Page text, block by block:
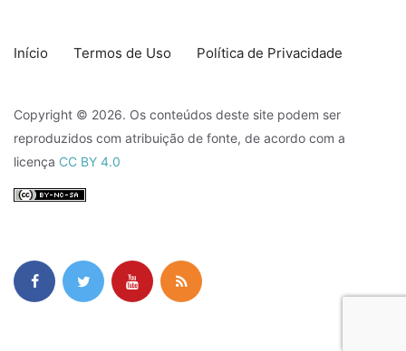
Início Termos de Uso Política de Privacidade
Copyright © 2026. Os conteúdos deste site podem ser
reproduzidos com atribuição de fonte, de acordo com a
licença CC BY 4.0